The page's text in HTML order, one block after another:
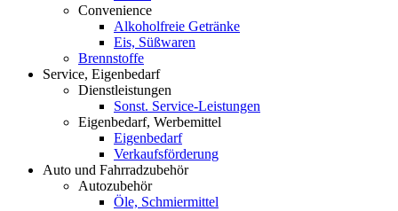
Convenience
Alkoholfreie Getränke
Eis, Süßwaren
Brennstoffe
Service, Eigenbedarf
Dienstleistungen
Sonst. Service-Leistungen
Eigenbedarf, Werbemittel
Eigenbedarf
Verkaufsförderung
Auto und Fahrradzubehör
Autozubehör
Öle, Schmiermittel